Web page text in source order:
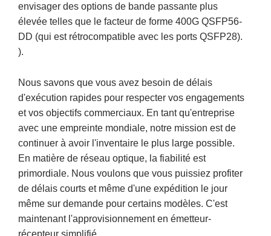
envisager des options de bande passante plus
élevée telles que le facteur de forme 400G QSFP56-
DD (qui est rétrocompatible avec les ports QSFP28).
).
Nous savons que vous avez besoin de délais
d'exécution rapides pour respecter vos engagements
et vos objectifs commerciaux. En tant qu'entreprise
avec une empreinte mondiale, notre mission est de
continuer à avoir l'inventaire le plus large possible.
En matière de réseau optique, la fiabilité est
primordiale. Nous voulons que vous puissiez profiter
de délais courts et même d'une expédition le jour
même sur demande pour certains modèles. C'est
maintenant l'approvisionnement en émetteur-
récepteur simplifié.